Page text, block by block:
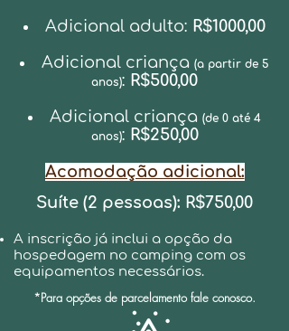
acampamento.
Adicional adulto: R$1000,00
Adicional criança (a partir de 5
anos): R$500,00
Adicional criança (de 0 até 4
anos): R$250,00
Acomodação adicional:
Suíte (2 pessoas): R$750,00
A inscrição já inclui a opção da
hospedagem no camping com os
equipamentos necessários.
*Para opções de parcelamento fale conosco.